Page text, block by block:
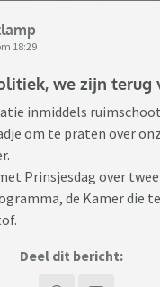
18:29
we zijn terug
inmiddels
om te praten over
Prinsjesdag over
de Kamer die
Deel dit bericht: